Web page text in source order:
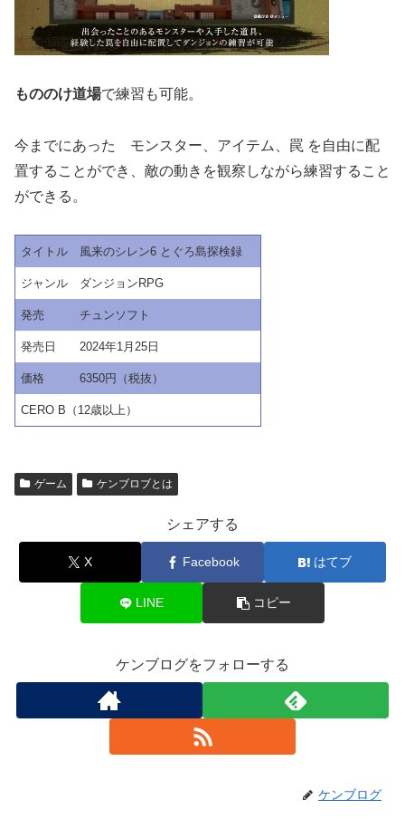
もののけ道場で練習も可能。
今までにあった モンスター、アイテム、罠 を自由に配
置することができ、敵の動きを観察しながら練習すること
ができる。
タイトル 風来のシレン6 とぐろ島探検録
ジャンル ダンジョンRPG
発売 チュンソフト
発売日 2024年1月25日
価格 6350円（税抜）
CERO B（12歳以上）
ゲーム ケンブロブとは
シェアする
X Facebook はてブ
LINE コピー
ケンブログをフォローする
ケンブログ